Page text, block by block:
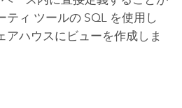
ティ ツールの SQL を使用し
アハウスにビューを作成しま